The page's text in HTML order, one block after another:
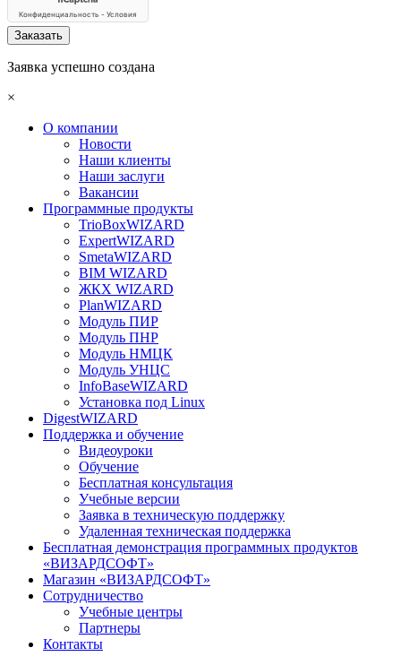
Заказать
Заявка успешно создана
×
О компании
Новости
Наши клиенты
Наши заслуги
Вакансии
Программные продукты
TrioBoxWIZARD
ExpertWIZARD
SmetaWIZARD
BIM WIZARD
ЖКХ WIZARD
PlanWIZARD
Модуль ПИР
Модуль ПНР
Модуль НМЦК
Модуль УНЦС
InfoBaseWIZARD
Установка под Linux
DigestWIZARD
Поддержка и обучение
Видеоуроки
Обучение
Бесплатная консультация
Учебные версии
Заявка в техническую поддержку
Удаленная техническая поддержка
Бесплатная демонстрация программных продуктов
«ВИЗАРДСОФТ»
Магазин «ВИЗАРДСОФТ»
Сотрудничество
Учебные центры
Партнеры
Контакты